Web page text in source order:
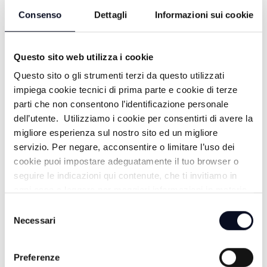
Consenso Dettagli Informazioni sui cookie
Questo sito web utilizza i cookie
Questo sito o gli strumenti terzi da questo utilizzati
impiega cookie tecnici di prima parte e cookie di terze
parti che non consentono l’identificazione personale
dell’utente. Utilizziamo i cookie per consentirti di avere la
migliore esperienza sul nostro sito ed un migliore
servizio. Per negare, acconsentire o limitare l’uso dei
cookie puoi impostare adeguatamente il tuo browser o
seguire le indicazioni qui contenute, che ti invitiamo in
delNecessari
Preferenze
ALTRE NOTIZIE TUTTE LE NOTIZIE